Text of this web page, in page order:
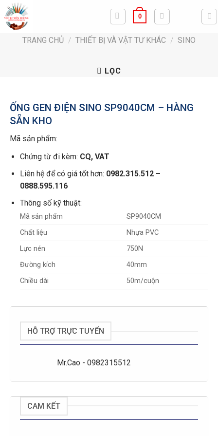
Bỏ
qua
nội
0
TRANG CHỦ / THIẾT BỊ VÀ VẬT TƯ KHÁC / SINO
LỌC
ỐNG GEN ĐIỆN SINO SP9040CM – HÀNG
SẴN KHO
Mã sản phẩm:
Chứng từ đi kèm: CQ, VAT
Liên hệ để có giá tốt hơn: 0982.315.512 –
0888.595.116
Thông số kỹ thuật:
Mã sản phẩm
SP9040CM
Chất liệu
Nhựa PVC
Lực nén
750N
Đường kích
40mm
Chiều dài
50m/cuộn
HỖ TRỢ TRỰC TUYẾN
Mr.Cao - 0982315512
CAM KẾT